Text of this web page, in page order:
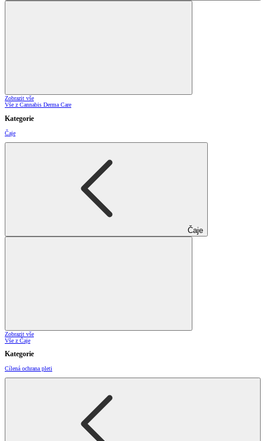
Zobrazit vše
Vše z Cannabis Derma Care
Kategorie
Čaje
Čaje
Zobrazit vše
Vše z Čaje
Kategorie
Cílená ochrana pleti